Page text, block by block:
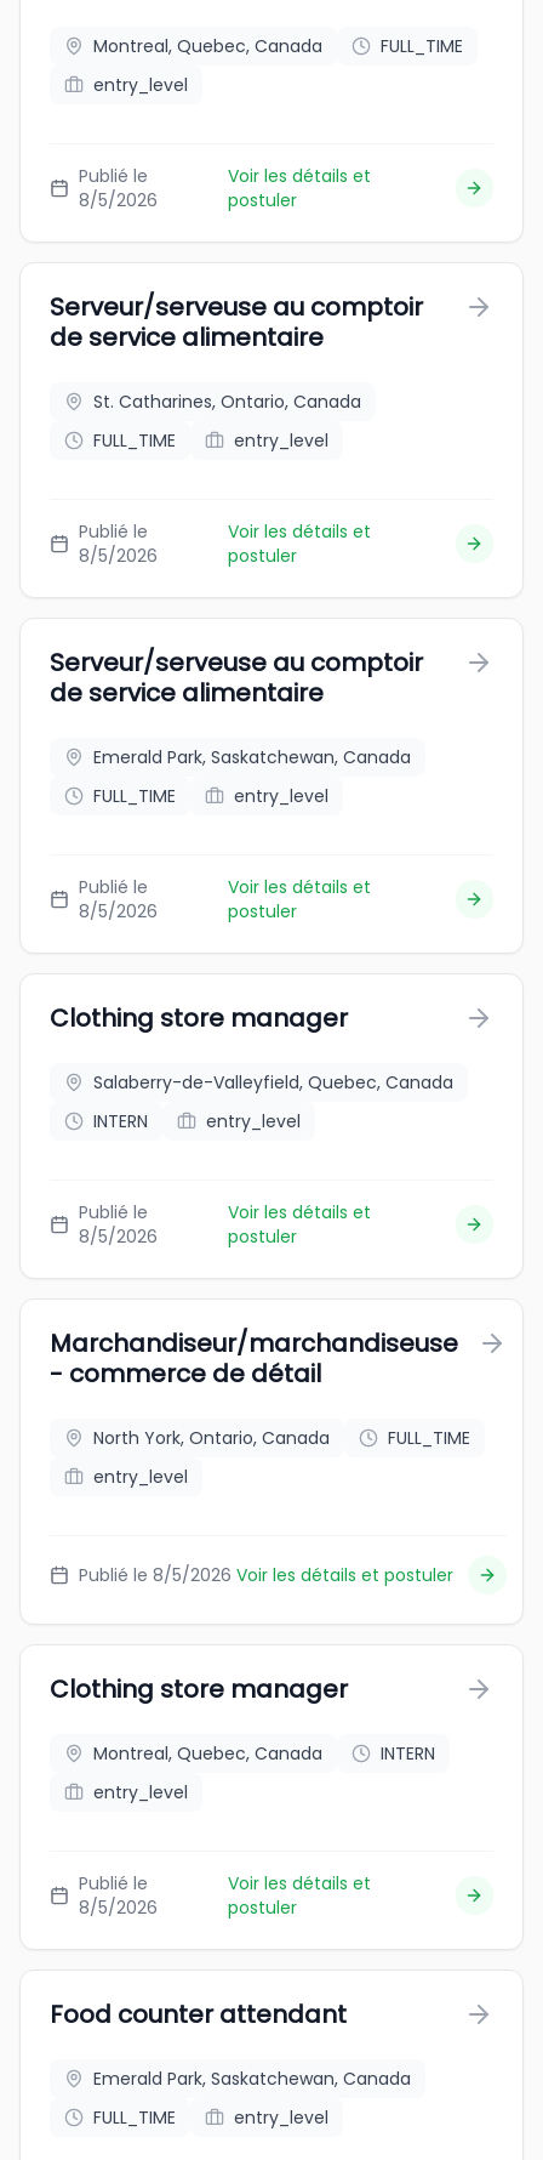
Montreal, Quebec, Canada
FULL_TIME
entry_level
Publié le
8/5/2026
Voir les détails et
postuler
Serveur/serveuse au comptoir
de service alimentaire
St. Catharines, Ontario, Canada
FULL_TIME
entry_level
Publié le
8/5/2026
Voir les détails et
postuler
Serveur/serveuse au comptoir
de service alimentaire
Emerald Park, Saskatchewan, Canada
FULL_TIME
entry_level
Publié le
8/5/2026
Voir les détails et
postuler
Clothing store manager
Salaberry-de-Valleyfield, Quebec, Canada
INTERN
entry_level
Publié le
8/5/2026
Voir les détails et
postuler
Marchandiseur/marchandiseuse
- commerce de détail
North York, Ontario, Canada
FULL_TIME
entry_level
Publié le 8/5/2026 Voir les détails et postuler
Clothing store manager
Montreal, Quebec, Canada
INTERN
entry_level
Publié le
8/5/2026
Voir les détails et
postuler
Food counter attendant
Emerald Park, Saskatchewan, Canada
FULL_TIME
entry_level